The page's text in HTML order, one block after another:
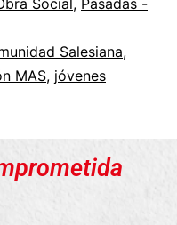
Social, Pasadas -
Salesiana,
MAS, jóvenes